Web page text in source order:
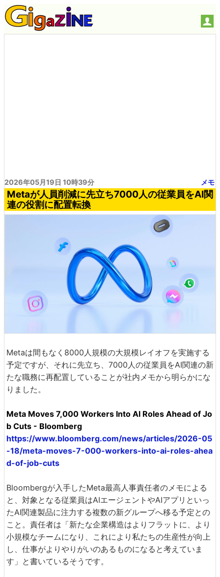
2026年05月19日 10時39分 メモ
Metaが人員削減に先立ち7000人の従業員をAI関
連の役割に配置転換
Metaは間もなく8000人規模の大規模レイオフを実施する
予定ですが、それに先立ち、7000人の従業員をAI関連の新
たな職務に再配置していることが社内メモから明らかにな
りました。
Meta Moves 7,000 Workers Into AI Roles Ahead of Jo
b Cuts - Bloomberg
https://www.bloomberg.com/news/articles/2026-05
-18/meta-moves-7-000-workers-into-ai-roles-ahea
d-of-job-cuts
Bloombergが入手したMeta最高人事責任者のメモによる
と、対象となる従業員はAIエージェントやAIアプリといっ
たAI関連製品に注力する複数の新グループへ移る予定との
こと。責任者は「新たな企業構造はよりフラットに、より
小規模なチームになり、これにより私たちの生産性が向上
し、仕事がよりやりがいのあるものになると考えていま
す」と書いているそうです。